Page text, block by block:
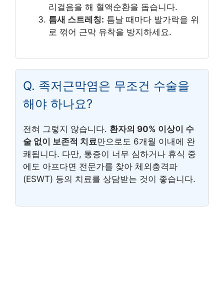
리걸음을 해 혈액순환을 돕습니다.
틈새 스트레칭: 틈날 때마다 발가락을 위
로 꺾어 근막 유착을 방지하세요.
Q. 족저근막염은 무조건 수술을
해야 하나요?
전혀 그렇지 않습니다. 환자의 90% 이상이 수
술 없이 보존적 치료만으로도 6개월 이내에 완
쾌됩니다. 다만, 통증이 너무 심하거나 휴식 중
에도 아프다면 전문가를 찾아 체외충격파
(ESWT) 등의 치료를 상담받는 것이 좋습니다.